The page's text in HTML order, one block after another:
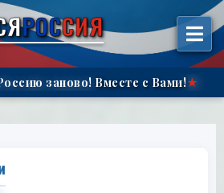
РОССИЯ
заново! Вместе с Вами!★